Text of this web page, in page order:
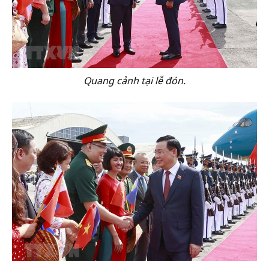
Quang cảnh tại lễ đón.